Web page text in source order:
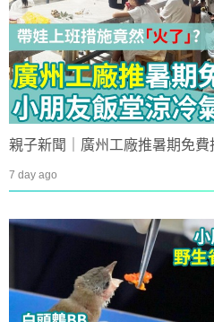
親子新聞｜廣州工廠推暑期免
7 day ago